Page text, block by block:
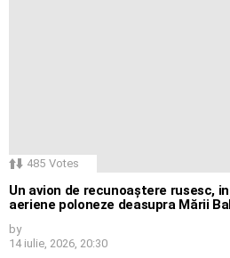
485 Votes
Un avion de recunoaștere rusesc,
aeriene poloneze deasupra Mării
by
14 iulie, 2026, 20:30